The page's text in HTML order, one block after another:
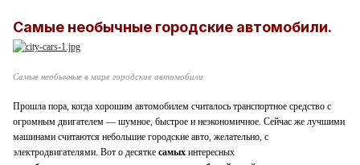
Самые необычные городские автомобили.
Самые необычные в мире городские автомобили
Прошла пора, когда хорошим автомобилем считалось транспортное средство с
огромным двигателем — шумное, быстрое и неэкономичное. Сейчас же лучшими
машинами считаются небольшие городские авто, желательно, с
электродвигателями. Вот о десятке самых интересных